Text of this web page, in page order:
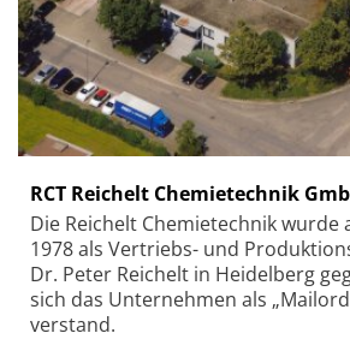
RCT Reichelt Chemietechnik
Die Reichelt Chemietechnik wurde
1978 als Vertriebs- und
Dr. Peter Reichelt in Heidelberg
sich das Unternehmen als
verstand.